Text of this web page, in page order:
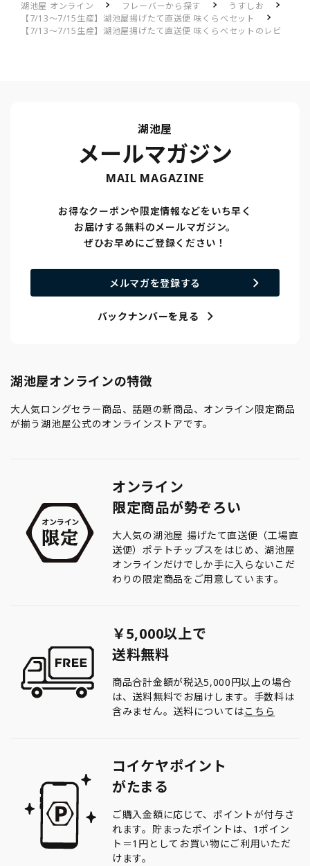
湖池屋 オンライン フレーバーから探す
うすしお
【7/13～7/15生産】湖池屋揚げたて直送便 味くらべセット
【7/13～7/15生産】湖池屋揚げたて直送便 味くらべセットのレビ
湖池屋
メールマガジン
MAIL MAGAZINE
お得なクーポンや限定情報などをいち早く
お届けする無料のメールマガジン。
ぜひお早めにご登録ください！
メルマガを登録する
バックナンバーを見る
湖池屋オンラインの特徴
大人気ロングセラー商品、話題の新商品、オンライン限定商品
が揃う湖池屋公式のオンラインストアです。
オンライン
限定商品が勢ぞろい
大人気の湖池屋 揚げたて直送便（工場直
送便）ポテトチップスをはじめ、湖池屋
オンラインだけでしか手に入らないこだ
わりの限定商品をご用意しています。
￥5,000以上で
送料無料
商品合計金額が税込5,000円以上の場合
は、送料無料でお届けします。手数料は
含みません。送料についてはこちら
コイケヤポイント
がたまる
ご購入金額に応じて、ポイントが付与さ
れます。貯まったポイントは、1ポイン
ト＝1円としてお買い物にご利用いただ
けます。